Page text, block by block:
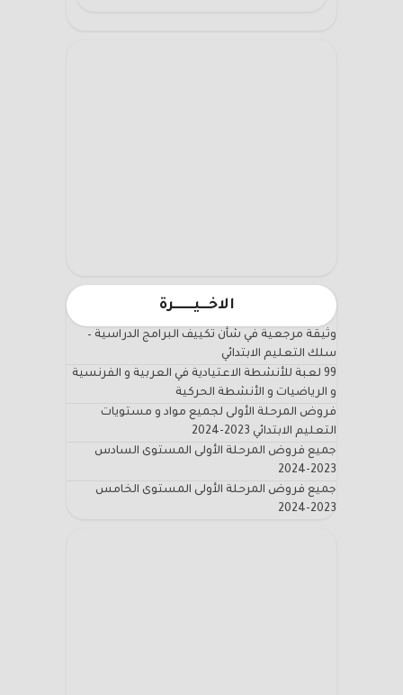
الاخـــيـــــــرة
وثيقة مرجعية في شأن تكييف البرامج الدراسية –
سلك التعليم الابتدائي
99 لعبة للأنشطة الاعتيادية في العربية و الفرنسية
و الرياضيات و الأنشطة الحركية
فروض المرحلة الأولى لجميع مواد و مستويات
التعليم الابتدائي 2023-2024
جميع فروض المرحلة الأولى المستوى السادس
2023-2024
جميع فروض المرحلة الأولى المستوى الخامس
2023-2024